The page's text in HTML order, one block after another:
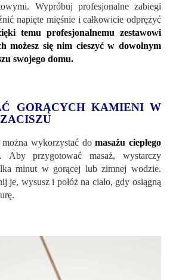
Wypróbuj profesjonalne zabiegi
napięte mięśnie i całkowicie odprężyć
temu profesjonalnemu zestawowi
możesz się nim cieszyć w dowolnym
swojego domu.
GORĄCYCH KAMIENI W
wykorzystać domasażu ciepłego
Aby przygotować masaż, wystarczy
minut w gorącej lub zimnej wodzie.
je, wysusz i połóż na ciało, gdy osiągną